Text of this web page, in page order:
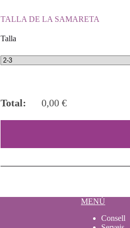
TALLA DE LA SAMARETA
Talla
Total: 0,00 €
MENÚ
Consell